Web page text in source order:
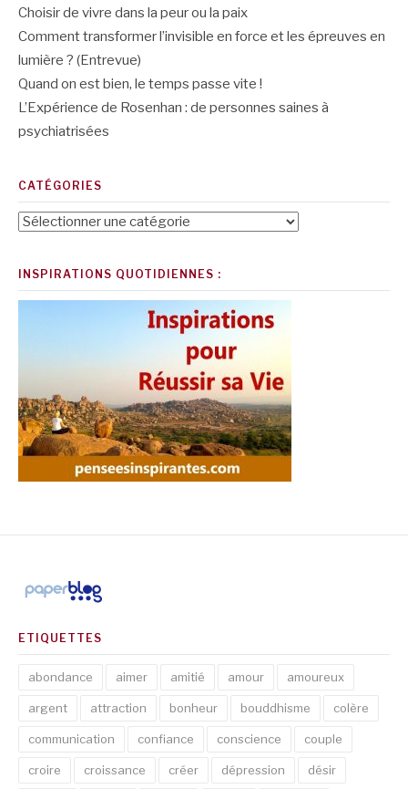
Choisir de vivre dans la peur ou la paix
Comment transformer l’invisible en force et les épreuves en
lumière ? (Entrevue)
Quand on est bien, le temps passe vite !
L’Expérience de Rosenhan : de personnes saines à
psychiatrisées
CATÉGORIES
Catégories
INSPIRATIONS QUOTIDIENNES :
ETIQUETTES
abondance aimer amitié amour amoureux
argent attraction bonheur bouddhisme colère
communication confiance conscience couple
croire croissance créer dépression désir